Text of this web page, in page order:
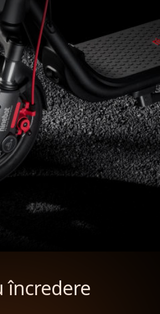
încredere
cele mai recente legi și reglementări
și unde pot fi utilizate aceste produse.
timpul mersului cu o baterie plină, sarcină de
h pe trotuar.
sunt doar pentru referință. Produsul real
produsul real pentru detalii.
trotineta electrică este depozitată într-un loc
care nu este mai mică de -10℃ (14℉).
este sub 0℃ (32℉), trebuie să plasați
cald (peste 5℃ (41℉)) înainte de încărcare.